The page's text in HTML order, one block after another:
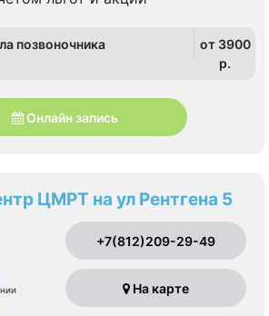
позвоночника
от 3900
p.
Онлайн запись
ЦМРТ на ул Рентгена 5
+7(812)209-29-49
На карте